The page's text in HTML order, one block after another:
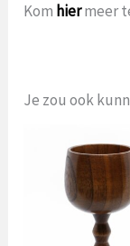
Kom hiermeer
Je zou ook